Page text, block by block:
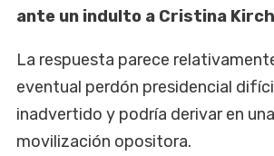
ante un indulto a Cristina
La respuesta parece
eventual perdón presidencial
inadvertido y podría derivar en
movilización opositora.